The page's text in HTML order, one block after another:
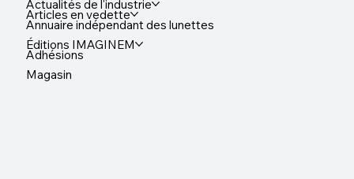
Actualités de l'industrie
Articles en vedette
Annuaire indépendant des lunettes
Éditions IMAGINEM
Adhésions
Magasin